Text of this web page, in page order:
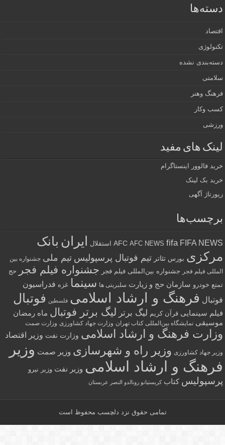
نشده
وهنر
وکار
های مفید
فالوور اینستاگرام
بک لینک
آگهی
AFC AFC NEWS fifa FIFA استقلال ایران بانک
بورس تئاتر تیم فوتبال پرسپولیس تیم ملی جشنواره بین
فیلم فجر جشنواره بین‌المللی فیلم فجر جشنواره فیلم فجر حج
خودرو سازمان حج و زیارت سلبریتی ها سینما غزه فدراسیون
فرهنگ و ارشاد اسلامی فلسطین فوتبال
سینمایی قرآن کریم لیگ برتر لیگ برتر فوتبال ماه رمضان
نمایشگاه بین‌المللی کتاب تهران وزارت جهاد کشاورزی وزارت صمت
فرهنگ و ارشاد اسلامی وزارت نفت وزیر اقتصاد
جهاد کشاورزی وزیر راه و شهرسازی وزیر صمت وزیر
و ارشاد اسلامی
وزیر نفت وزیر نیرو
کتاب کریستیانو رونالدو النصر عربستان
تمامی حقوق نزددلچسبمحفوظ است